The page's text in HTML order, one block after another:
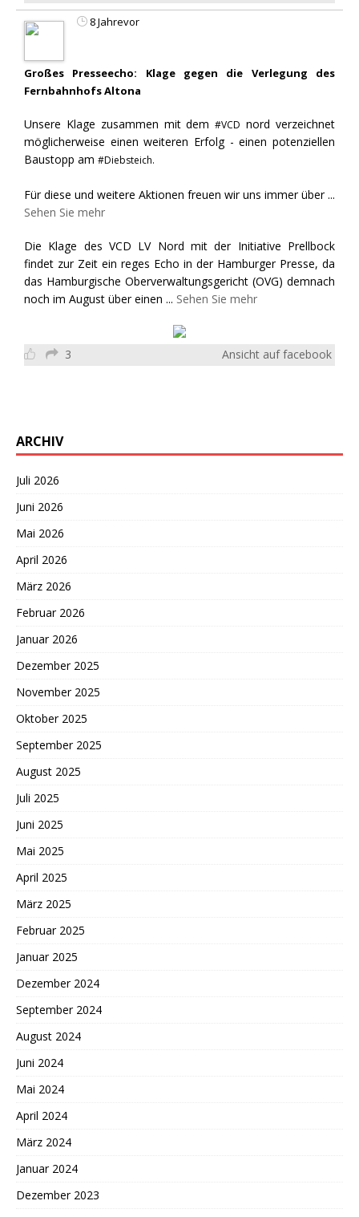
8 Jahrevor
Großes Presseecho: Klage gegen die Verlegung des
Fernbahnhofs Altona
Unsere Klage zusammen mit dem#VCD nord verzeichnet
möglicherweise einen weiteren Erfolg - einen potenziellen
Baustopp am #Diebsteich.
Für diese und weitere Aktionen freuen wir uns immer über ...
Sehen Sie mehr
Die Klage des VCD LV Nord mit der Initiative Prellbock
findet zur Zeit ein reges Echo in der Hamburger Presse, da
das Hamburgische Oberverwaltungsgericht (OVG) demnach
noch im August über einen ... Sehen Sie mehr
3 Ansicht auf facebook
ARCHIV
Juli 2026
Juni 2026
Mai 2026
April 2026
März 2026
Februar 2026
Januar 2026
Dezember 2025
November 2025
Oktober 2025
September 2025
August 2025
Juli 2025
Juni 2025
Mai 2025
April 2025
März 2025
Februar 2025
Januar 2025
Dezember 2024
September 2024
August 2024
Juni 2024
Mai 2024
April 2024
März 2024
Januar 2024
Dezember 2023